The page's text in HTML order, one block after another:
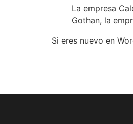
La empresa
Gothan, la
Si eres nuevo en